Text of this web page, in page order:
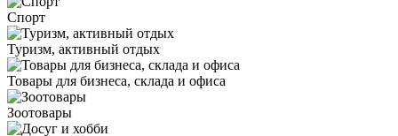
Спорт
Туризм, активный отдых
Товары для бизнеса, склада и офиса
Зоотовары